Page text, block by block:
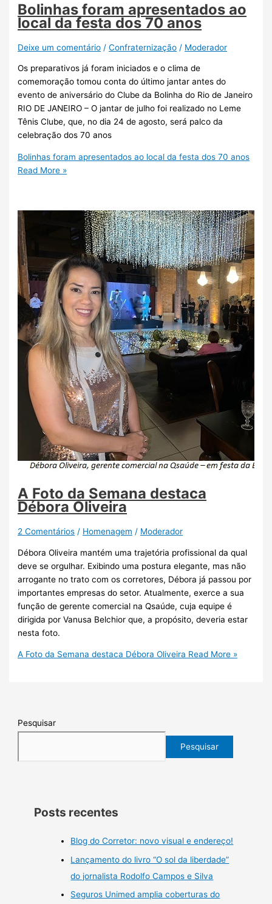
Bolinhas foram apresentados ao
local da festa dos 70 anos
Deixe um comentário /Confraternização / Moderador
Os preparativos já foram iniciados e o clima de
comemoração tomou conta do último jantar antes do
evento de aniversário do Clube da Bolinha do Rio de Janeiro
RIO DE JANEIRO – O jantar de julho foi realizado no Leme
Tênis Clube, que, no dia 24 de agosto, será palco da
celebração dos 70 anos
Bolinhas foram apresentados ao local da festa dos 70 anos
Read More »
A Foto da Semana destaca
Débora Oliveira
2 Comentários / Homenagem / Moderador
Débora Oliveira mantém uma trajetória profissional da qual
deve se orgulhar. Exibindo uma postura elegante, mas não
arrogante no trato com os corretores, Débora já passou por
importantes empresas do setor. Atualmente, exerce a sua
função de gerente comercial na Qsaúde, cuja equipe é
dirigida por Vanusa Belchior que, a propósito, deveria estar
nesta foto.
A Foto da Semana destaca Débora Oliveira Read More »
Pesquisar
Pesquisar
Posts recentes
Blog do Corretor: novo visual e endereço!
Lançamento do livro “O sol da liberdade”
do jornalista Rodolfo Campos e Silva
Seguros Unimed amplia coberturas do